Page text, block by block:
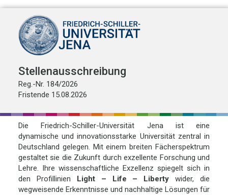
Stellenausschreibung
Reg.-Nr. 184/2026
Fristende 15.08.2026
Die Friedrich-Schiller-Universität Jena ist eine
dynamische und innovationsstarke Universität zentral in
Deutschland gelegen. Mit einem breiten Fächerspektrum
gestaltet sie die Zukunft durch exzellente Forschung und
Lehre. Ihre wissenschaftliche Exzellenz spiegelt sich in
den Profillinien
Light – Life – Liberty wider, die
wegweisende Erkenntnisse und nachhaltige Lösungen für